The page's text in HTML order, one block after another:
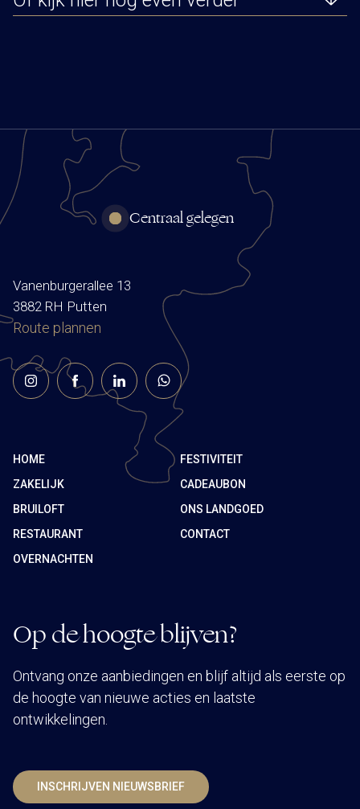
Centraal gelegen
Vanenburgerallee 13
3882 RH Putten
Route plannen
HOME
FESTIVITEIT
ZAKELIJK
CADEAUBON
BRUILOFT
ONS LANDGOED
RESTAURANT
CONTACT
OVERNACHTEN
Op de hoogte blijven?
Ontvang onze aanbiedingen en blijf altijd als eerste op
de hoogte van nieuwe acties en laatste
ontwikkelingen.
INSCHRIJVEN NIEUWSBRIEF